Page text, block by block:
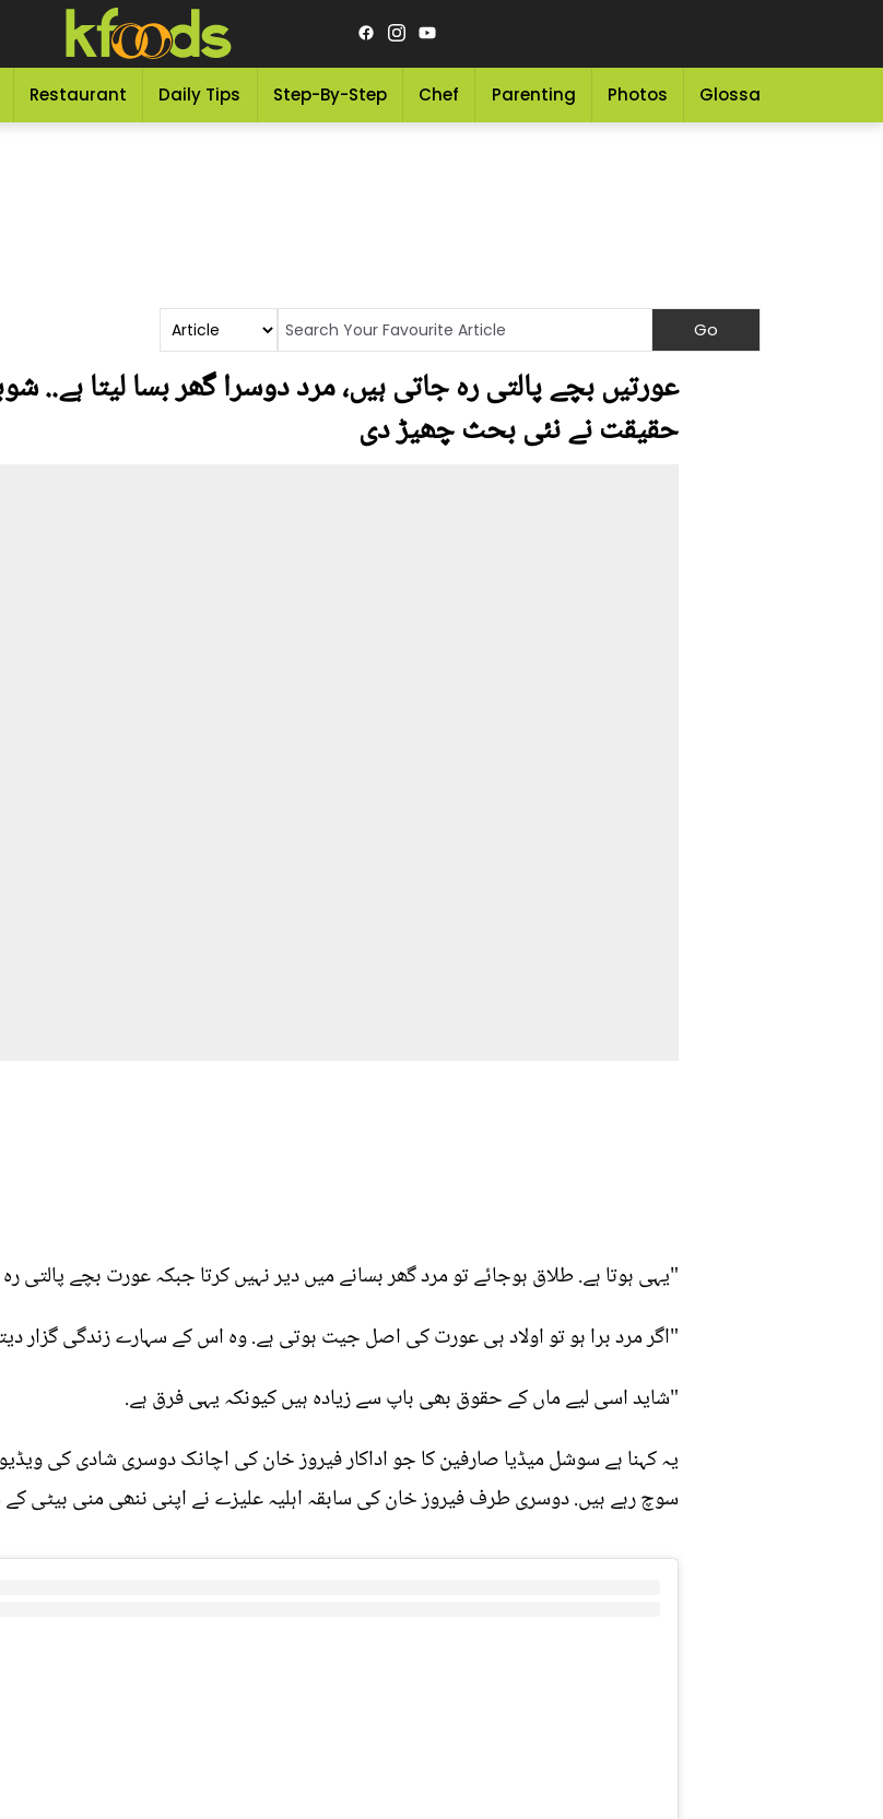
Restaurant Daily Tips Step-By-Step Chef Parenting Photos Glossary
عورتیں بچے پالتی رہ جاتی ہیں، مرد دوسرا گھر بسا لیتا ہے..
حقیقت نے نئی بحث چھیڑ دی
"یہی ہوتا ہے. طلاق ہوجائے تو مرد گھر بسانے میں دیر نہیں کرتا جبکہ عورت بچے پالتی
"اگر مرد برا ہو تو اولاد ہی عورت کی اصل جیت ہوتی ہے. وہ اس کے سہارے زندگی گزار
"شاید اسی لیے ماں کے حقوق بھی باپ سے زیادہ ہیں کیونکہ یہی فرق ہے.
یہ کہنا ہے سوشل میڈیا صارفین کا جو اداکار فیروز خان کی اچانک دوسری شادی کی
سوچ رہے ہیں. دوسری طرف فیروز خان کی سابقہ اہلیہ علیزے نے اپنی ننھی منی بیٹی